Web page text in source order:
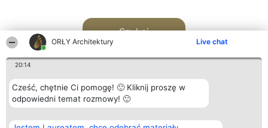
ORŁY Architektury Live chat
20:14
Cześć, chętnie Ci pomogę! 🙂 Kliknij proszę w
odpowiedni temat rozmowy! 🙂
Szukaj
Organizator plebiscytu Plebiscyt Kontakt